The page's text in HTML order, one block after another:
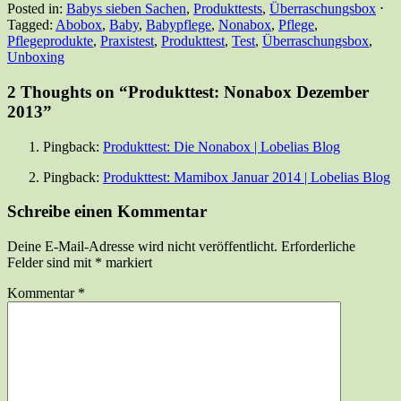
Posted in: Babys sieben Sachen, Produkttests, Überraschungsbox ⋅
Tagged: Abobox, Baby, Babypflege, Nonabox, Pflege,
Pflegeprodukte, Praxistest, Produkttest, Test, Überraschungsbox,
Unboxing
2 Thoughts on “Produkttest: Nonabox Dezember
2013”
Pingback: Produkttest: Die Nonabox | Lobelias Blog
Pingback: Produkttest: Mamibox Januar 2014 | Lobelias Blog
Schreibe einen Kommentar
Deine E-Mail-Adresse wird nicht veröffentlicht. Erforderliche
Felder sind mit * markiert
Kommentar *